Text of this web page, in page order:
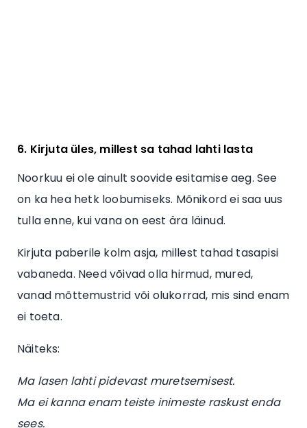
6. Kirjuta üles, millest sa tahad lahti lasta
Noorkuu ei ole ainult soovide esitamise aeg. See
on ka hea hetk loobumiseks. Mõnikord ei saa uus
tulla enne, kui vana on eest ära läinud.
Kirjuta paberile kolm asja, millest tahad tasapisi
vabaneda. Need võivad olla hirmud, mured,
vanad mõttemustrid või olukorrad, mis sind enam
ei toeta.
Näiteks:
Ma lasen lahti pidevast muretsemisest.
Ma ei kanna enam teiste inimeste raskust enda
sees.